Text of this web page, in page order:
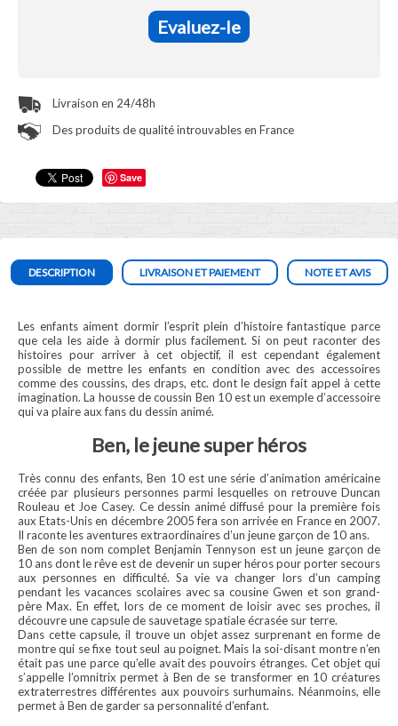
Save
Evaluez-le
Livraison en 24/48h
Des produits de qualité introuvables en France
DESCRIPTION LIVRAISON ET PAIEMENT NOTE ET AVIS
Les enfants aiment dormir l’esprit plein d’histoire fantastique parce
que cela les aide à dormir plus facilement. Si on peut raconter des
histoires pour arriver à cet objectif, il est cependant également
possible de mettre les enfants en condition avec des accessoires
comme des coussins, des draps, etc. dont le design fait appel à cette
imagination. La housse de coussin Ben 10 est un exemple d’accessoire
qui va plaire aux fans du dessin animé.
Ben, le jeune super héros
Très connu des enfants, Ben 10 est une série d’animation américaine
créée par plusieurs personnes parmi lesquelles on retrouve Duncan
Rouleau et Joe Casey. Ce dessin animé diffusé pour la première fois
aux Etats-Unis en décembre 2005 fera son arrivée en France en 2007.
Il raconte les aventures extraordinaires d’un jeune garçon de 10 ans.
Ben de son nom complet Benjamin Tennyson est un jeune garçon de
10 ans dont le rêve est de devenir un super héros pour porter secours
aux personnes en difficulté. Sa vie va changer lors d’un camping
pendant les vacances scolaires avec sa cousine Gwen et son grand-
père Max. En effet, lors de ce moment de loisir avec ses proches, il
découvre une capsule de sauvetage spatiale écrasée sur terre.
Dans cette capsule, il trouve un objet assez surprenant en forme de
montre qui se fixe tout seul au poignet. Mais la soi-disant montre n’en
était pas une parce qu’elle avait des pouvoirs étranges. Cet objet qui
s’appelle l’omnitrix permet à Ben de se transformer en 10 créatures
extraterrestres différentes aux pouvoirs surhumains. Néanmoins, elle
permet à Ben de garder sa personnalité d’enfant.